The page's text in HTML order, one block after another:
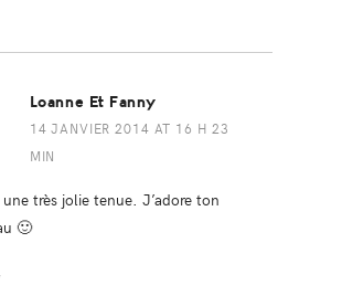
Loanne Et Fanny
14 JANVIER 2014 AT 16 H 23
MIN
une très jolie tenue. J’adore ton
🙂